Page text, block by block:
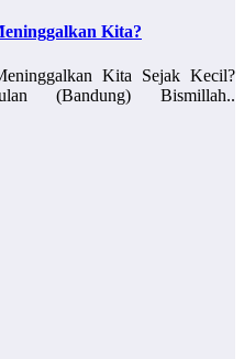
Kita?
Kita Sejak Kecil?
(Bandung) Bismillah..